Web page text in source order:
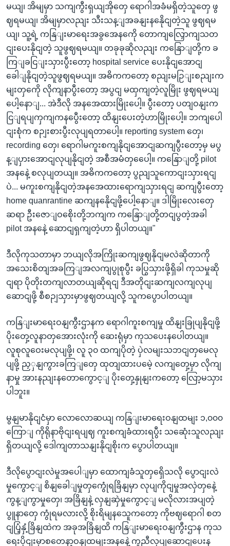
မယျ၊ အိမျမှာ သကျကွီးရှယျအိုတှေ ရောဂါအခံမရှိတဲ့သူတှေ ဖွ
ဈရမယျ၊ အိမျမှာလညျး သီးသန့ျအခနျးနနေိုငျတဲ့သူ ဖွဈရမ
ယျ၊ သူ့ရဲ့ ကနြျးမာရေးအခွအေနကေို တောကျလြှောကျသတ
ငျးပေးနိုငျတဲ့ သူဖွဈရမယျ။ တခုခုဆိုလညျး ကနြောျတို့က ခ
ကြျခငြျးသှားပွီးတော့ hospital service ပေးနိုငျအောငျ
ခေါျနိုငျတဲ့သူဖွဈရမယျ။ အဓိကကတော့ စညျးမဉြျးစညျးက
မျးတှကေို လိုကျနာပွီးတော့ အပွငျ မထှကျတဲ့လူမြိုး ဖွဈရမယျ
ပေါ့နောျ... အဲဒီလို အနအေထားမြိုးပေါ့။ ပွီးတော့ ပတျဝနျးက
ငြျရပျကှကျကနပွေီးတော့ ထိနျးပေးတဲ့ဟာမြိုးပေါ့။ ဘကျပေါ
ငျးစုံက စဉျးစားပွီးလုပျရတာပေါ့။ reporting system တှေ၊
recording တှေ၊ ရောဂါမကူးစကျနိုငျအောငျဆကျပွီးတော့မှ မပွ
န့ျပှားအောငျလုပျနိုငျတဲ့ အစီအမံတှပေေါ့။ ကနြောျတို့ pilot
အနနေဲ့ စလုပျတယျ။ အဓိကကတော့ ပွညျသူကောငျးသှားရငျ
ပဲ... မကူးစကျနိုငျတဲ့အနအေထားရောကျသှားရငျ ဆကျပွီးတော့
home quanrantine ဆကျနနေိုငျဖို့ပေါ့နောျ။ ဒါမြိုးလေးတှေ
ဆရာ ဦးဇောျဝစေိုးတို့ဘကျက ကနြောျတို့တငျပွတဲ့အခါ
pilot အနနေဲ့ ဆောငျရှကျတဲ့ဟာ ရှိပါတယျ။"
ဒီလိုကုသတာမှာ ဘယျလိုအကြိုးဆကျဖွဈနိုငျမလဲဆိုတာကို
အသေးစိတျအခကြျအလကျပွုစုပွီး ခပြွသှားဖို့ရှိခါ ကုသမှုဆို
ငျရာ ပိုတိုးတကျလာတယျဆိုရငျ ဒီအတိုငျးဆကျလကျလုပျ
ဆောငျဖို့ စီစဉျသှားမှာဖွဈတယျလို့ သူကပွောပါတယျ။
ကနြျးမာရေးဝနျကွီးဌာနက ရောဂါကူးစကျမှု ထိနျးခြုပျနိုငျဖို့
ပိုးတှေ့လူနာတှအေားလုံးကို ဆေးရုံမှာ ကုသပေးနပေါတယျ။
လူစုလူဝေးမလုပျဖို့၊ လူ ၃၀ ထကျပိုတဲ့ ပှဲလမျးသဘငျတှမေလု
ပျဖို့ ညှှနျကွားခကြျတှေ ထုတျထားပမေဲ့ လကျတှေ့မှာ လိုကျ
နာမှု အားနညျးနတောကွောင့ျ ပိုးတှေ့နှုနျးကတော့ လြော့မသှား
ပါဘူး။
မွနျမာနိုငျငံမှာ လောလောဆယျ ကနြျးမာရေးဝနျထမျး ၁,၀၀၀
ကြောျ ကိုရိုနာဗိုငျးရပျဈ ကူးစကျခံထားရပွီး သဆေုံးသူလညျး
ရှိတယျလို့ ဒေါကျတာသနျးနိုငျစိုးက ပွောပါတယျ။
ဒီလိုပွောငျးလဲမှုအပေါျမှာ ထောကျခံသူတှရှေိသလို ပွောငျးလဲ
မှုကွောင့ျ စိနျခေါျမှုတှကွေုံရခြိနျမှာ လုပျကိုငျမှုအလှဲတှနေဲ့
ကွန့ျကွာမှုတှေ၊ အခြိနျနဲ့ လှနျဆှဲမှုကွောင့ျ မလိုလားအပျတဲ့
ပွူနာတှေ ကွုံရမလားလို့ စိုးရိမျနသေူကတော့ ကိုဗဈရောဂါ စတ
ငျပြံ့နှံ့ခြိနျထဲက အခုအခြိနျထိ ကနြျးမာရေးဝနျကွီးဌာန ကုသ
ရေးပိုငျးမှာစတေနာ့ဝနျထမျးအနနေဲ့ ကူညီလုပျဆောငျပေးန